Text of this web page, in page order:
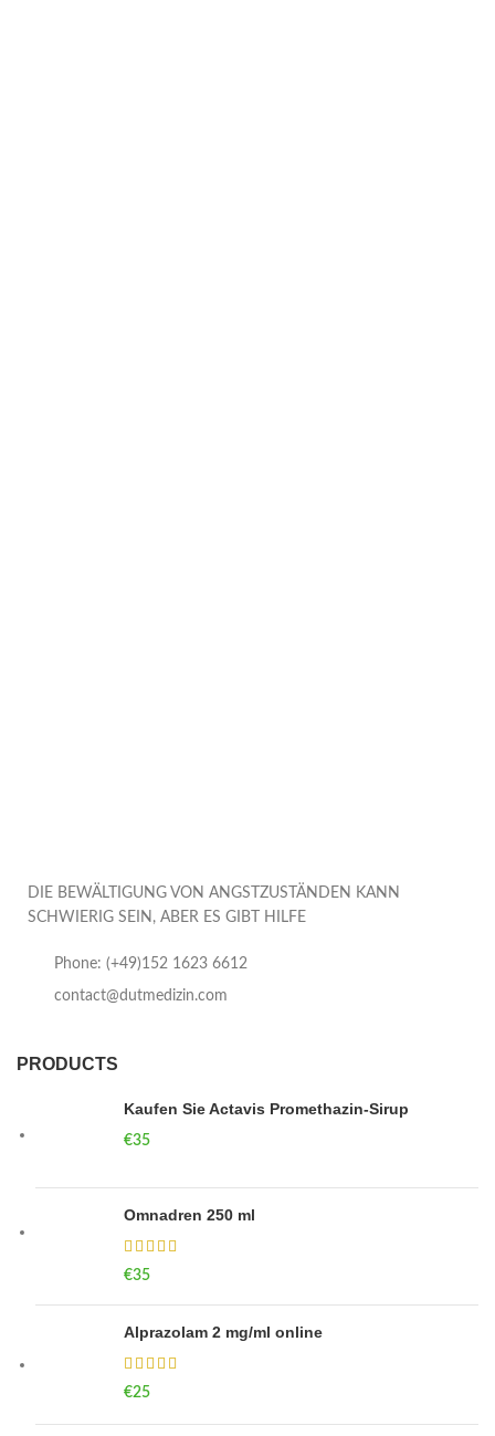
DIE BEWÄLTIGUNG VON ANGSTZUSTÄNDEN KANN
SCHWIERIG SEIN, ABER ES GIBT HILFE
Phone: (+49)152 1623 6612
contact@dutmedizin.com
PRODUCTS
Kaufen Sie Actavis Promethazin-Sirup
€35
Omnadren 250 ml
€35
Alprazolam 2 mg/ml online
€25